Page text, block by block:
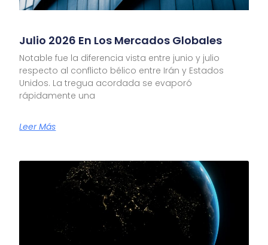
Julio 2026 En Los Mercados Globales
Notable fue la diferencia vista entre junio y julio
respecto al conflicto bélico entre Irán y Estados
Unidos. La tregua acordada se evaporó
rápidamente una
Leer Más